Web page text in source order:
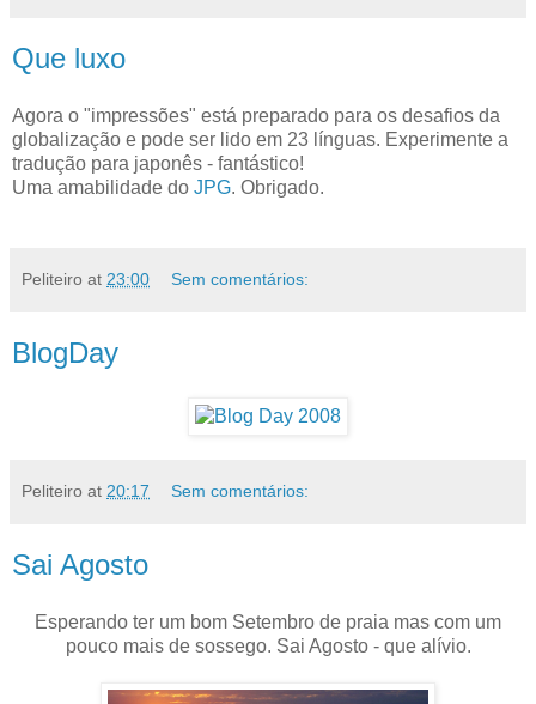
Que luxo
Agora o "impressões" está preparado para os desafios da
globalização e pode ser lido em 23 línguas. Experimente a
tradução para japonês - fantástico!
Uma amabilidade do JPG. Obrigado.
Peliteiro at 23:00 Sem comentários:
BlogDay
Peliteiro at 20:17 Sem comentários:
Sai Agosto
Esperando ter um bom Setembro de praia mas com um
pouco mais de sossego. Sai Agosto - que alívio.